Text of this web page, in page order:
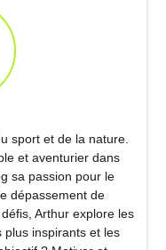
sport et de la nature.
et aventurier dans
sa passion pour le
dépassement de
Arthur explore les
plus inspirants et les